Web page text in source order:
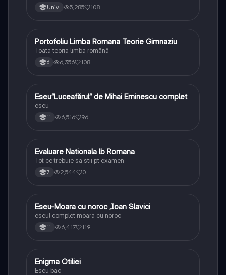
Univ. 5,285 108
Limba și literatura română
Portofoliu Limba Romana Teorie Gimnaziu
Toata teoria limba română
6 6,356 108
Limba și literatura română
Eseu”Luceafărul” de Mihai Eminescu complet
eseu
11 6,516 96
Limba și literatura română
Evaluare Nationala lb Romana
Tot ce trebuie sa stii pt examen
7 2,544 0
Limba și literatura română
Eseu-Moara cu noroc ,Ioan Slavici
eseul complet moara cu noroc
11 6,417 119
Limba și literatura română
Enigma Otiliei
Eseu bac